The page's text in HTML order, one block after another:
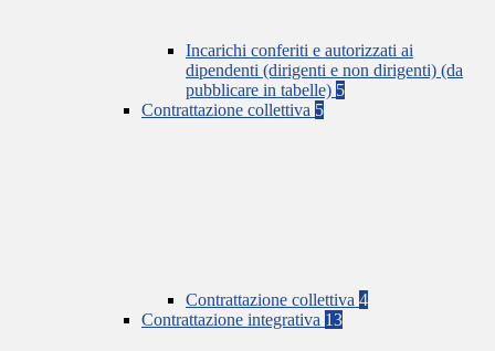
Incarichi conferiti e autorizzati ai
dipendenti (dirigenti e non dirigenti) (da
pubblicare in tabelle) 5
Contrattazione collettiva 5
Contrattazione collettiva 4
Contrattazione integrativa 13